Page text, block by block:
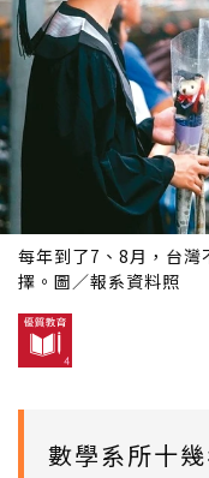
每年到了7、8月，台灣
擇。圖／報系資料照
數學系所十